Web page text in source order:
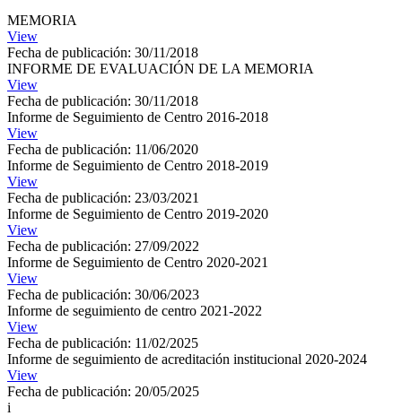
MEMORIA
View
Fecha de publicación: 30/11/2018
INFORME DE EVALUACIÓN DE LA MEMORIA
View
Fecha de publicación: 30/11/2018
Informe de Seguimiento de Centro 2016-2018
View
Fecha de publicación: 11/06/2020
Informe de Seguimiento de Centro 2018-2019
View
Fecha de publicación: 23/03/2021
Informe de Seguimiento de Centro 2019-2020
View
Fecha de publicación: 27/09/2022
Informe de Seguimiento de Centro 2020-2021
View
Fecha de publicación: 30/06/2023
Informe de seguimiento de centro 2021-2022
View
Fecha de publicación: 11/02/2025
Informe de seguimiento de acreditación institucional 2020-2024
View
Fecha de publicación: 20/05/2025
i